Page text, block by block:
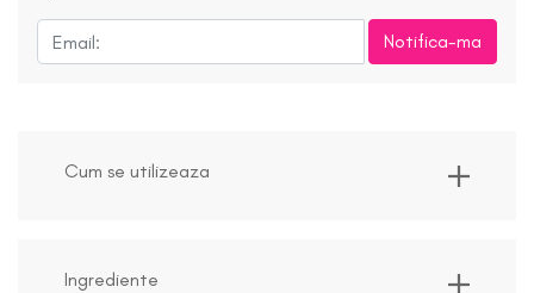
Notifica-ma
Cum se utilizeaza
Ingrediente